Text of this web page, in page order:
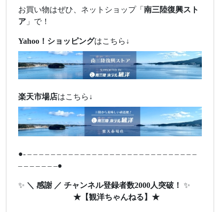
お買い物はぜひ、ネットショップ「 南三陸復興スト
ア 」で！
Yahoo！ショッピングはこちら↓
楽天市場店はこちら↓
●- – – – – – – – – – – – – – – – – – – – – – – – – – – – – –
– – – – – – –●
✨ ＼ 感謝 ／ チャンネル登録者数2000人突破！ ✨
★ 【観洋ちゃんねる】 ★